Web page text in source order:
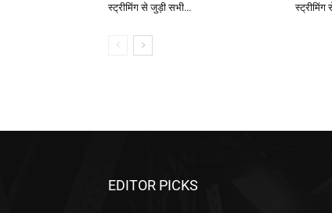
स्ट्रीमिंग से जुड़ी सभी...
स्ट्रीमिंग
EDITOR PICKS